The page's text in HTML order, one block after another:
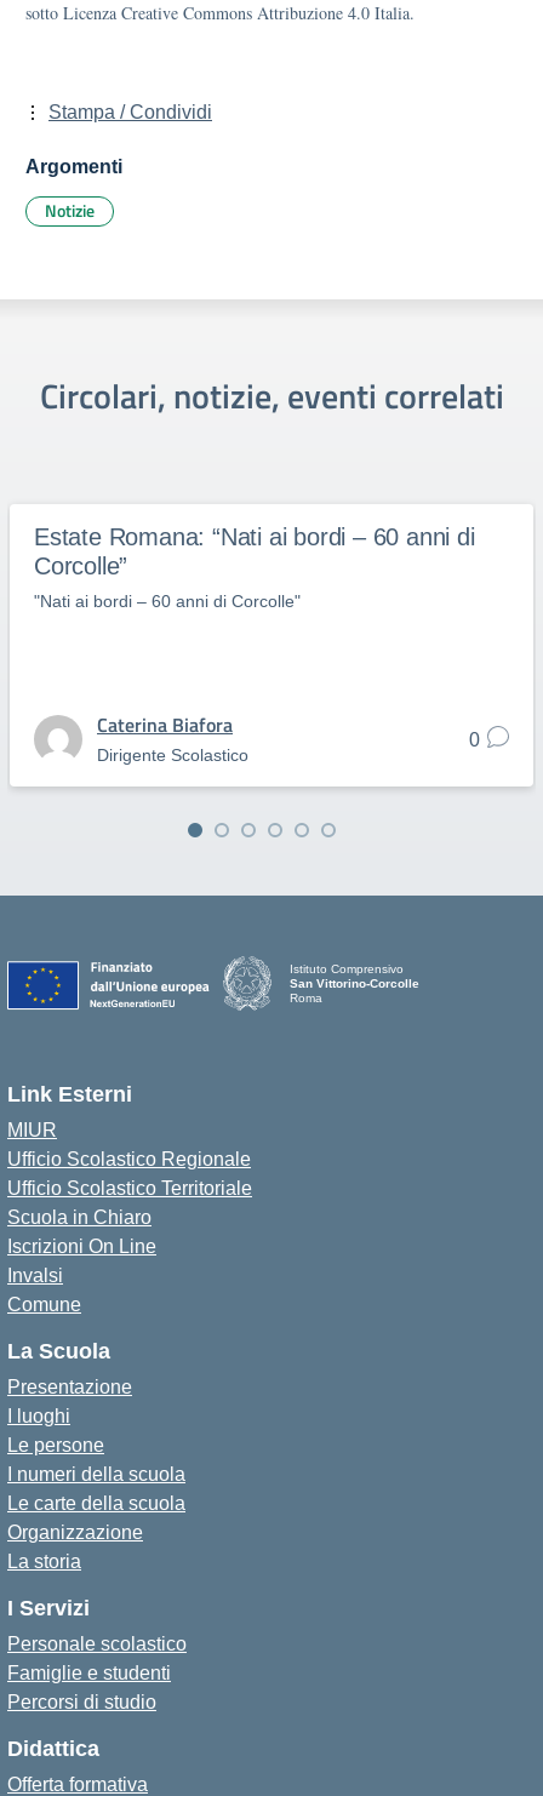
sotto Licenza Creative Commons Attribuzione 4.0 Italia.
Stampa / Condividi
Argomenti
Notizie
Circolari, notizie, eventi correlati
Estate Romana: “Nati ai bordi – 60 anni di
Corcolle”
"Nati ai bordi – 60 anni di Corcolle"
Caterina Biafora
Dirigente Scolastico
0
Istituto Comprensivo
San Vittorino-Corcolle
Roma
Link Esterni
MIUR
Ufficio Scolastico Regionale
Ufficio Scolastico Territoriale
Scuola in Chiaro
Iscrizioni On Line
Invalsi
Comune
La Scuola
Presentazione
I luoghi
Le persone
I numeri della scuola
Le carte della scuola
Organizzazione
La storia
I Servizi
Personale scolastico
Famiglie e studenti
Percorsi di studio
Didattica
Offerta formativa